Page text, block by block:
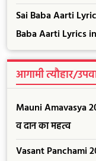
Sai Baba Aarti
Baba Aarti Lyrics
आगामी त्यौहार/
Mauni Amavasya
व दान का महत्व
Vasant Panchami